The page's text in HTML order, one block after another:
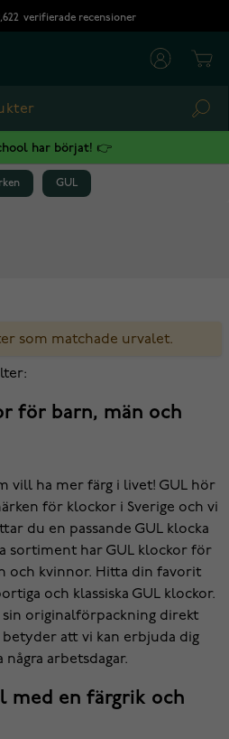
verifierade recensioner
har börjat! 👉
GUL
som matchade urvalet.
för barn, män och
vill ha mer färg i livet! GUL hör
för klockor i Sverige och vi
du en passande GUL klocka
sortiment har GUL klockor för
och kvinnor. Hitta din favorit
och klassiska GUL klockor.
sin originalförpackning direkt
att vi kan erbjuda dig
arbetsdagar.
med en färgrik och